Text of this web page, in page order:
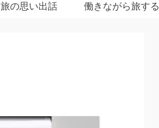
旅の思い出話 働きながら旅する